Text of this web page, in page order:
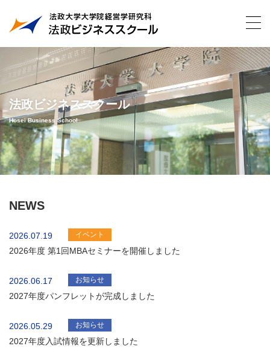
法政ビジネススクール
Hosei Business School
NEWS
2026.07.19 イベント
2026年度 第1回MBAセミナーを開催しました
2026.06.17 お知らせ
2027年度パンフレットが完成しました
2026.05.29 お知らせ
2027年度入試情報を更新しました